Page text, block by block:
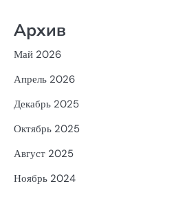
Архив
Май 2026
Апрель 2026
Декабрь 2025
Октябрь 2025
Август 2025
Ноябрь 2024